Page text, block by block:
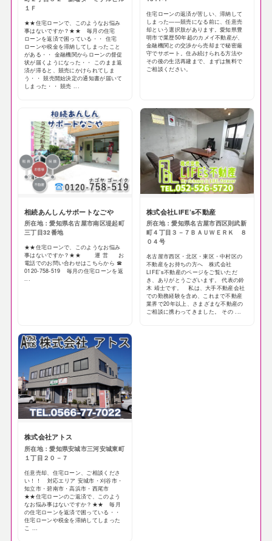
１Ｆ
★★住宅ローンで、このようなお悩み
事はないですか？★★ 毎月の住宅
ローンを返済で困っている・・ 住宅
ローンや税金を滞納してしまったこと
がある・・ 金融機関からローンの督促
状が届くようになった・・ このまま返
済が滞ると、競売にかけられてしま
う・・ 競売開始決定の通知書が届いて
しまった・・ 競売 ...
住宅ローンの返済が苦しい、滞納して
しまった——競売になる前に、任意売
却という選択肢があります。愛知県豊
明市で業歴50年超のカメイ不動産が、
金融機関との交渉から売却まで秘密厳
守でサポート。住み続けられる方法や
その後の生活再建まで、まずは無料で
ご相談ください。
相続あんしんサポートなごや
所在地：愛知県名古屋市南区堤起町
三丁目32番地
★★住宅ローンで、このようなお悩み
事はないですか？★★ 運 営 お
電話でのお問い合わせはこちらから ☎
0120-758-519 毎月の住宅ローンを返
...
株式会社LIFE’s不動産
所在地：愛知県名古屋市西区則武新
町４丁目３－７ＢＡＵＷＥＲＫ ８
０４号
名古屋市西区・北区・東区・中村区の
不動産をお持ちの方へ 株式会社
LIFE’s不動産のページをご覧いただ
き、ありがとうございます。 代表の鈴
木 靖士です。 私は、大手不動産会社
での勤務経験を含め、これまで不動産
業界で20年以上、さまざまな不動産の
ご相談に携わってきました。 その ...
株式会社アトス
所在地：愛知県安城市三河安城東町
１丁目２０－７
任意売却、住宅ローン、ご相談くださ
い！！ 対応エリア 安城市・刈谷市・
知立市・碧南市・高浜市・西尾市
★★住宅ローンのご返済で、このよう
なお悩み事はないですか？★★ 毎月
の住宅ローンを返済で困っている・・
住宅ローンや税金を滞納してしまった
こ ...